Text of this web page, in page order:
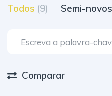
Todos (9) Semi-novos
Comparar